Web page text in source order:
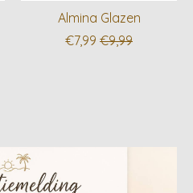
Almina Glazen
€7,99 €9,99